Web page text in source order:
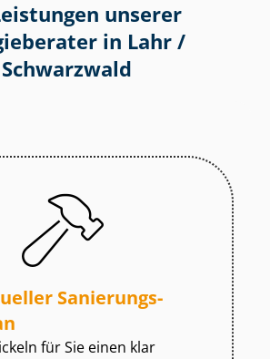
unserer
in Lahr /
Schwarzwald
Sa­nie­rungs­
für Sie einen klar